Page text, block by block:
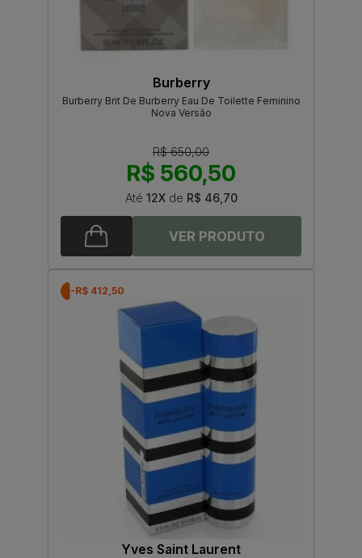
Burberry
Burberry Brit De Burberry Eau De Toilette Feminino
Nova Versão
R$ 650,00
R$ 560,50
Até 12Xde R$ 46,70
-R$ 412,50
Yves Saint Laurent